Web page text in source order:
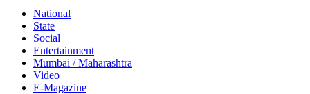
National
State
Social
Entertainment
Mumbai / Maharashtra
Video
E-Magazine